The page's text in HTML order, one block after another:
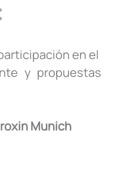
m
p
en el
y propuestas
Munich